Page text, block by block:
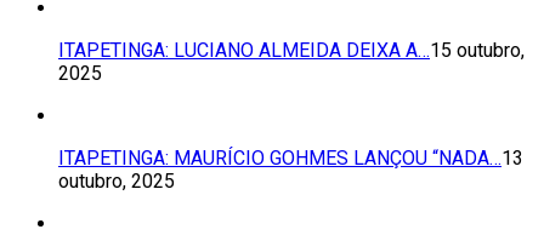
ITAPETINGA: LUCIANO ALMEIDA DEIXA A…15 outubro,
2025
ITAPETINGA: MAURÍCIO GOHMES LANÇOU “NADA…13
outubro, 2025